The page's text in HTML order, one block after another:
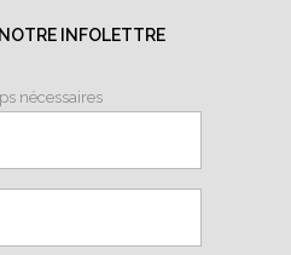
INFOLETTRE
nécessaires